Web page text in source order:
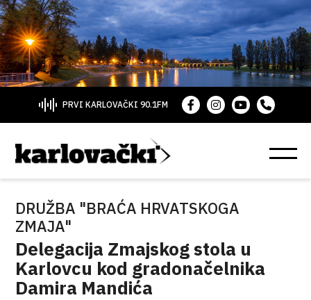
PRVI KARLOVAČKI 90.1FM
DRUŽBA "BRAĆA HRVATSKOGA
ZMAJA"
Delegacija Zmajskog stola u
Karlovcu kod gradonačelnika
Damira Mandića